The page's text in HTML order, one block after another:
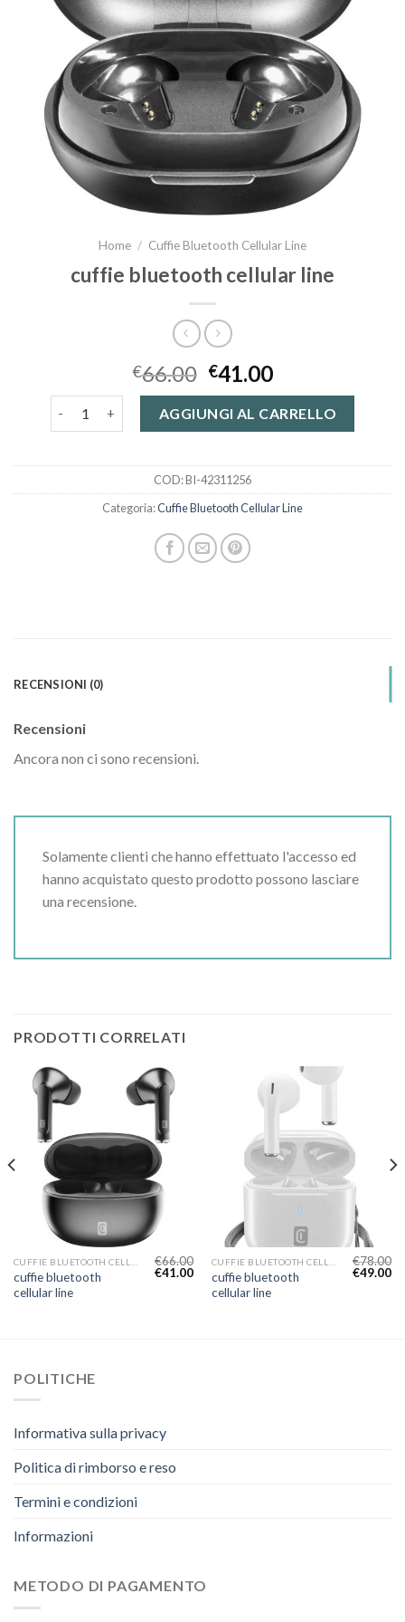
Home / Cuffie Bluetooth Cellular Line
cuffie bluetooth cellular line
€66.00 €41.00
AGGIUNGI AL CARRELLO
COD:BI-42311256
Categoria:Cuffie Bluetooth Cellular Line
RECENSIONI (0)
Recensioni
Ancora non ci sono recensioni.
Solamente clienti che hanno effettuato l'accesso ed
hanno acquistato questo prodotto possono lasciare
una recensione.
PRODOTTI CORRELATI
cuffie bluetooth
cellular line
€66.00
€41.00
cuffie bluetooth
cellular line
€78.00
€49.00
POLITICHE
Informativa sulla privacy
Politica di rimborso e reso
Termini e condizioni
Informazioni
METODO DI PAGAMENTO